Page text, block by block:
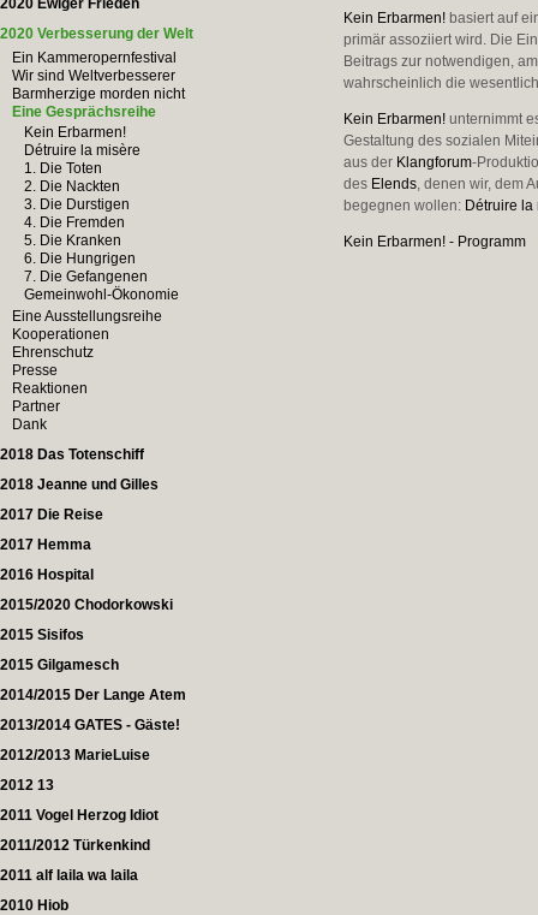
2020 Ewiger Frieden
2020 Verbesserung der Welt
Ein Kammeropernfestival
Wir sind Weltverbesserer
Barmherzige morden nicht
Eine Gesprächsreihe
Kein Erbarmen!
Détruire la misère
1. Die Toten
2. Die Nackten
3. Die Durstigen
4. Die Fremden
5. Die Kranken
6. Die Hungrigen
7. Die Gefangenen
Gemeinwohl-Ökonomie
Eine Ausstellungsreihe
Kooperationen
Ehrenschutz
Presse
Reaktionen
Partner
Dank
2018 Das Totenschiff
2018 Jeanne und Gilles
2017 Die Reise
2017 Hemma
2016 Hospital
2015/2020 Chodorkowski
2015 Sisifos
2015 Gilgamesch
2014/2015 Der Lange Atem
2013/2014 GATES - Gäste!
2012/2013 MarieLuise
2012 13
2011 Vogel Herzog Idiot
2011/2012 Türkenkind
2011 alf laila wa laila
2010 Hiob
Kein Erbarmen! basiert auf
primär assoziiert wird. Die
Beitrags zur notwendigen,
wahrscheinlich die
Kein Erbarmen! unternimmt
Gestaltung des sozialen
aus der Klangforum-
des Elends, denen wir, dem
begegnen wollen: Détruire la
Kein Erbarmen! - Programm